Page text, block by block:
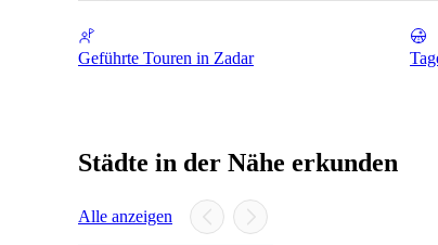
Geführte Touren in Zadar
Städte in der Nähe erkunden
Alle anzeigen